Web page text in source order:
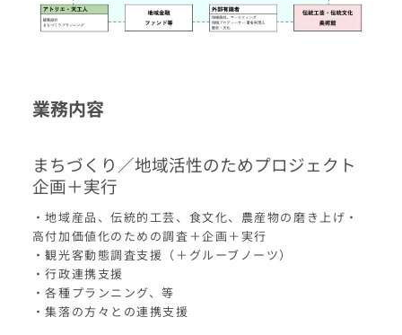
業務内容
まちづくり／地域活性のためプロジェクト
企画＋実行
・地域産品、伝統的工芸、食文化、農産物の磨き上げ・
高付加価値化のための調査＋企画＋実行
・観光客動態調査支援（＋グルーブノーツ）
・行政連携支援
・各種プランニング、等
・集落の方々との連携支援